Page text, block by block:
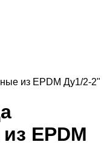
из EPDM Ду1/2-2"
EPDM